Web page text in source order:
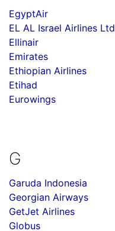
EgyptAir
EL AL Israel Airlines Ltd
Ellinair
Emirates
Ethiopian Airlines
Etihad
Eurowings
G
Garuda Indonesia
Georgian Airways
GetJet Airlines
Globus